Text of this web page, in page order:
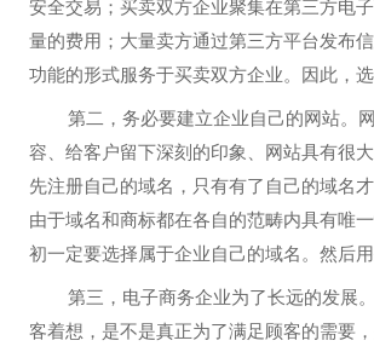
安全交易；买卖双方企业聚集在第三方电
量的费用；大量卖方通过第三方平台发布
功能的形式服务于买卖双方企业。因此，
第二，务必要建立企业自己的网站。
容、给客户留下深刻的印象、网站具有很
先注册自己的域名，只有有了自己的域名
由于域名和商标都在各自的范畴内具有唯
初一定要选择属于企业自己的域名。然后
第三，电子商务企业为了长远的发展
客着想，是不是真正为了满足顾客的需要